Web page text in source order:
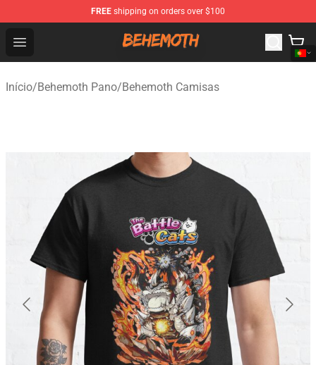
FREE shipping on orders over $100
Open menu
Behemoth Store - Official Behemoth Merchandise Shop
Início/Behemoth Pano/Behemoth Camisas